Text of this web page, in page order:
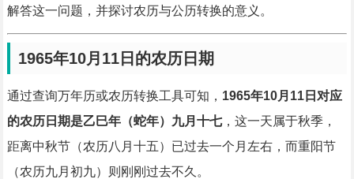
解答这一问题，并探讨农历与公历转换的意义。
1965年10月11日的农历日期
通过查询万年历或农历转换工具可知， 1965年10月11日对应
的农历日期是乙巳年（蛇年）九月十七，这一天属于秋季，
距离中秋节（农历八月十五）已过去一个月左右，而重阳节
（农历九月初九）则刚刚过去不久。